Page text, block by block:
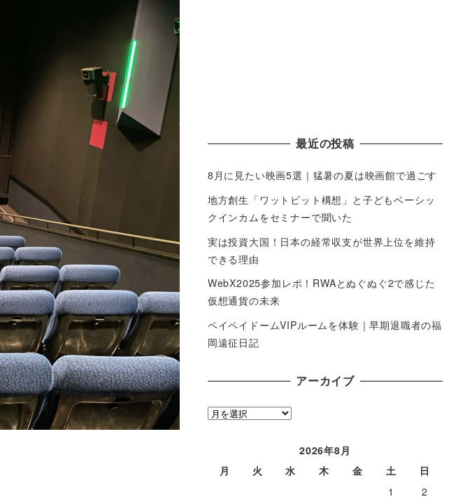
最近の投稿
8月に見たい映画5選｜猛暑の夏は映画館で過ごす
地方創生「ワットビット構想」と子どもベーシッ
クインカムをセミナーで聞いた
実は投資大国！日本の経常収支が世界上位を維持
できる理由
WebX2025参加レポ！RWAとぬぐぬぐ2で感じた
仮想通貨の未来
ペイペイドームVIPルームを体験｜早期退職者の福
岡遠征日記
アーカイブ
ア
2026年8月
月
火 水 木 金 土
日
1
2